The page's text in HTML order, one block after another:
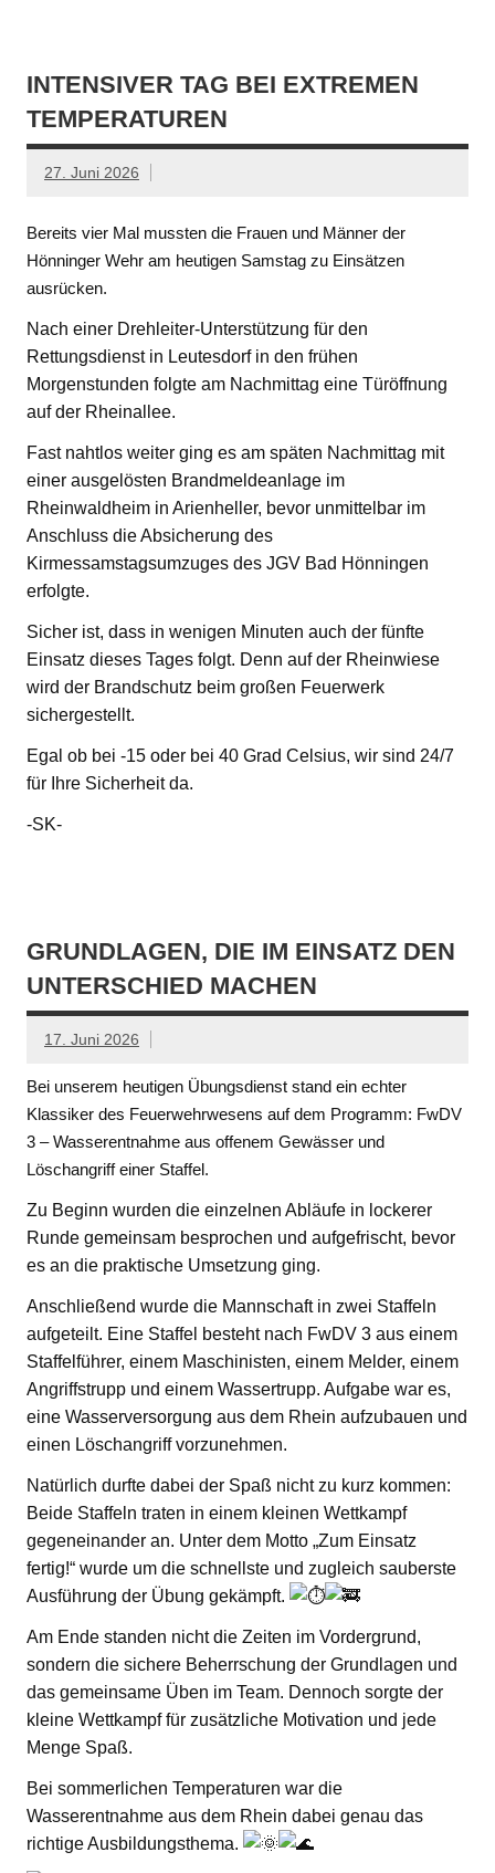
INTENSIVER TAG BEI EXTREMEN
TEMPERATUREN
27. Juni 2026
Bereits vier Mal mussten die Frauen und Männer der
Hönninger Wehr am heutigen Samstag zu Einsätzen
ausrücken.
Nach einer Drehleiter-Unterstützung für den
Rettungsdienst in Leutesdorf in den frühen
Morgenstunden folgte am Nachmittag eine Türöffnung
auf der Rheinallee.
Fast nahtlos weiter ging es am späten Nachmittag mit
einer ausgelösten Brandmeldeanlage im
Rheinwaldheim in Arienheller, bevor unmittelbar im
Anschluss die Absicherung des
Kirmessamstagsumzuges des JGV Bad Hönningen
erfolgte.
Sicher ist, dass in wenigen Minuten auch der fünfte
Einsatz dieses Tages folgt. Denn auf der Rheinwiese
wird der Brandschutz beim großen Feuerwerk
sichergestellt.
Egal ob bei -15 oder bei 40 Grad Celsius, wir sind 24/7
für Ihre Sicherheit da.
-SK-
GRUNDLAGEN, DIE IM EINSATZ DEN
UNTERSCHIED MACHEN
17. Juni 2026
Bei unserem heutigen Übungsdienst stand ein echter
Klassiker des Feuerwehrwesens auf dem Programm: FwDV
3 – Wasserentnahme aus offenem Gewässer und
Löschangriff einer Staffel.
Zu Beginn wurden die einzelnen Abläufe in lockerer
Runde gemeinsam besprochen und aufgefrischt, bevor
es an die praktische Umsetzung ging.
Anschließend wurde die Mannschaft in zwei Staffeln
aufgeteilt. Eine Staffel besteht nach FwDV 3 aus einem
Staffelführer, einem Maschinisten, einem Melder, einem
Angriffstrupp und einem Wassertrupp. Aufgabe war es,
eine Wasserversorgung aus dem Rhein aufzubauen und
einen Löschangriff vorzunehmen.
Natürlich durfte dabei der Spaß nicht zu kurz kommen:
Beide Staffeln traten in einem kleinen Wettkampf
gegeneinander an. Unter dem Motto „Zum Einsatz
fertig!“ wurde um die schnellste und zugleich sauberste
Ausführung der Übung gekämpft.
Am Ende standen nicht die Zeiten im Vordergrund,
sondern die sichere Beherrschung der Grundlagen und
das gemeinsame Üben im Team. Dennoch sorgte der
kleine Wettkampf für zusätzliche Motivation und jede
Menge Spaß.
Bei sommerlichen Temperaturen war die
Wasserentnahme aus dem Rhein dabei genau das
richtige Ausbildungsthema.